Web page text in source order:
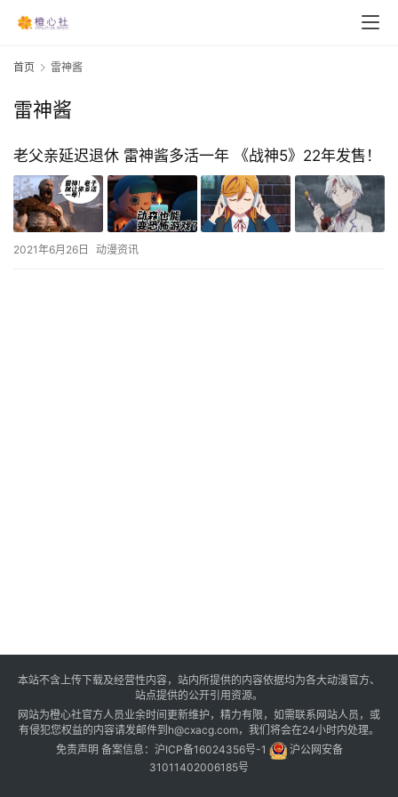
首页 雷神酱
雷神酱
老父亲延迟退休 雷神酱多活一年 《战神5》22年发售！
2021年6月26日 动漫资讯
本站不含上传下载及经营性内容，站内所提供的内容依据均为各大动漫官方、
站点提供的公开引用资源。
网站为橙心社官方人员业余时间更新维护，精力有限，如需联系网站人员，或
有侵犯您权益的内容请发邮件到h@cxacg.com，我们将会在24小时内处理。
免责声明 备案信息： 沪ICP备16024356号-1
沪公网安备
31011402006185号